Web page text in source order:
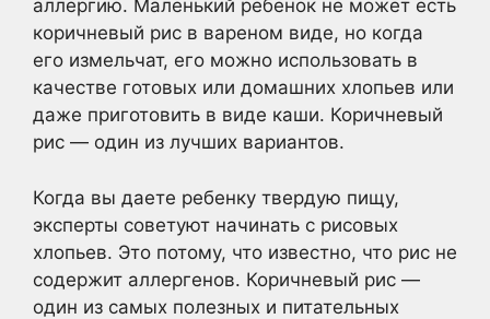
аллергию. Маленький ребенок не может есть
коричневый рис в вареном виде, но когда
его измельчат, его можно использовать в
качестве готовых или домашних хлопьев или
даже приготовить в виде каши. Коричневый
рис — один из лучших вариантов.
Когда вы даете ребенку твердую пищу,
эксперты советуют начинать с рисовых
хлопьев. Это потому, что известно, что рис не
содержит аллергенов. Коричневый рис —
один из самых полезных и питательных